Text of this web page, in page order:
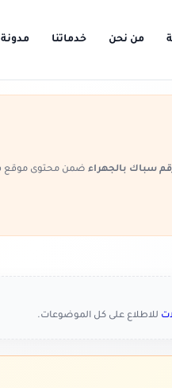
من نحن خدماتنا مدونة
سباك بالجهراء ضمن محتوى موقع
للاطلاع على كل الموضوعات.